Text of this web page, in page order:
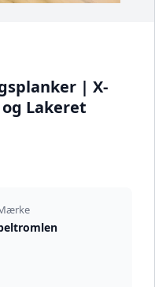
| X-
Lakeret